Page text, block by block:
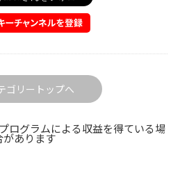
ゴリートップへ
ログラムによる収益を得ている場
があります